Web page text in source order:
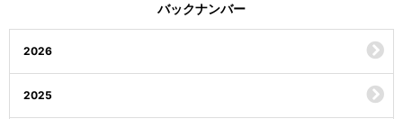
バックナンバー
2026
2025